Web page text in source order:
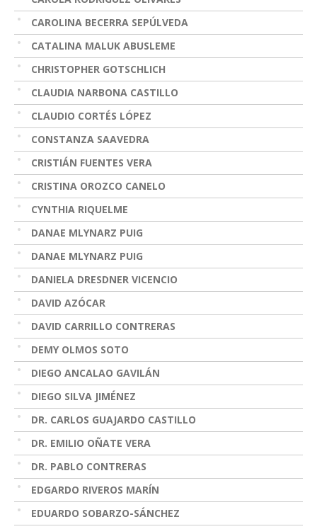
CAROLINA BECERRA SEPÚLVEDA
CATALINA MALUK ABUSLEME
CHRISTOPHER GOTSCHLICH
CLAUDIA NARBONA CASTILLO
CLAUDIO CORTÉS LÓPEZ
CONSTANZA SAAVEDRA
CRISTIÁN FUENTES VERA
CRISTINA OROZCO CANELO
CYNTHIA RIQUELME
DANAE MLYNARZ PUIG
DANAE MLYNARZ PUIG
DANIELA DRESDNER VICENCIO
DAVID AZÓCAR
DAVID CARRILLO CONTRERAS
DEMY OLMOS SOTO
DIEGO ANCALAO GAVILÁN
DIEGO SILVA JIMÉNEZ
DR. CARLOS GUAJARDO CASTILLO
DR. EMILIO OÑATE VERA
DR. PABLO CONTRERAS
EDGARDO RIVEROS MARÍN
EDUARDO SOBARZO-SÁNCHEZ